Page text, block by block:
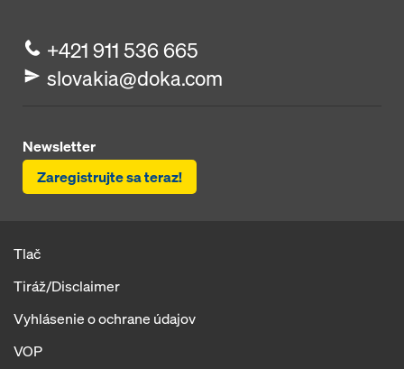
+421 911 536 665
slovakia@doka.com
Newsletter
Zaregistrujte sa teraz!
Tlač
Tiráž/Disclaimer
Vyhlásenie o ochrane údajov
VOP